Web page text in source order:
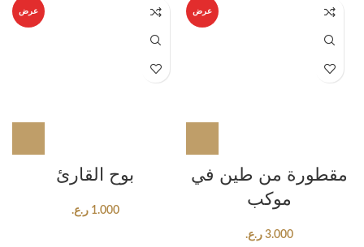
عرض
بوح القارئ
1.000 ر.ع.
عرض
مقطورة من طين في
موكب
3.000 ر.ع.